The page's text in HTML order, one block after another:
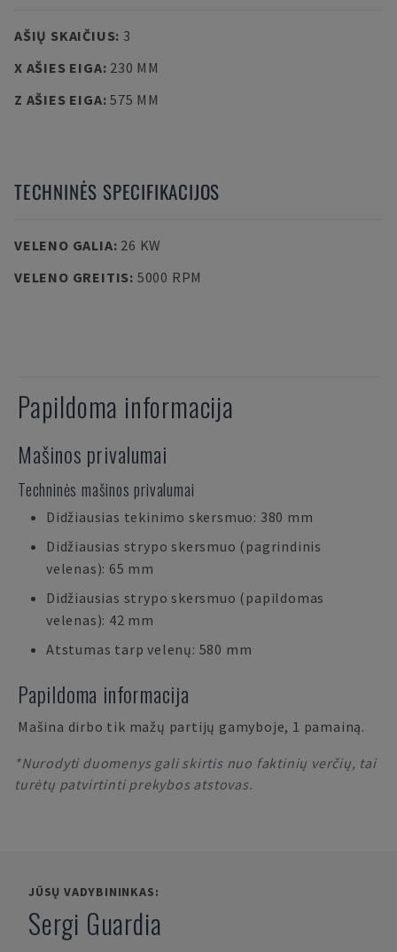
AŠIŲ SKAIČIUS: 3
X AŠIES EIGA: 230 MM
Z AŠIES EIGA:575 MM
TECHNINĖS SPECIFIKACIJOS
VELENO GALIA: 26 KW
VELENO GREITIS: 5000 RPM
Papildoma informacija
Mašinos privalumai
Techninės mašinos privalumai
Didžiausias tekinimo skersmuo: 380 mm
Didžiausias strypo skersmuo (pagrindinis
velenas): 65 mm
Didžiausias strypo skersmuo (papildomas
velenas): 42 mm
Atstumas tarp velenų: 580 mm
Papildoma informacija
Mašina dirbo tik mažų partijų gamyboje, 1 pamainą.
*Nurodyti duomenys gali skirtis nuo faktinių verčių, tai
turėtų patvirtinti prekybos atstovas.
JŪSŲ VADYBININKAS:
Sergi Guardia